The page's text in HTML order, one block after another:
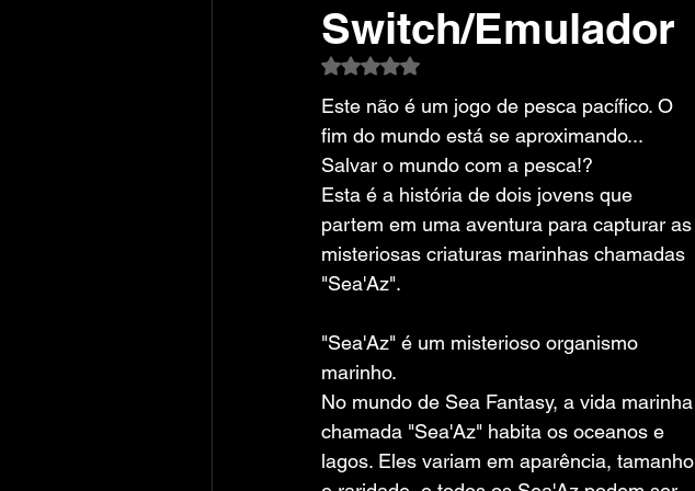
Switch/Emulador
Avaliado com NaN de 5 estrelas.
Este não é um jogo de pesca pacífico. O
fim do mundo está se aproximando...
Salvar o mundo com a pesca!?
Esta é a história de dois jovens que
partem em uma aventura para capturar as
misteriosas criaturas marinhas chamadas
"Sea'Az".
"Sea'Az" é um misterioso organismo
marinho.
No mundo de Sea Fantasy, a vida marinha
chamada "Sea'Az" habita os oceanos e
lagos. Eles variam em aparência, tamanho